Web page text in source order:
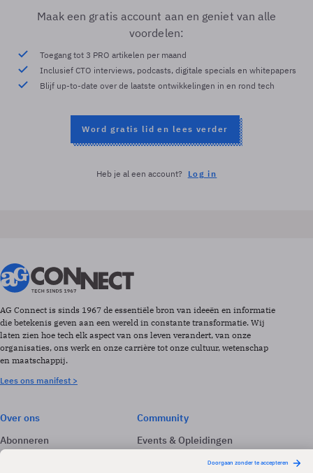
Maak een gratis account aan en geniet van alle
voordelen:
Toegang tot 3 PRO artikelen per maand
Inclusief CTO interviews, podcasts, digitale specials en whitepapers
Blijf up-to-date over de laatste ontwikkelingen in en rond tech
Word gratis lid en lees verder
Heb je al een account? Log in
AG Connect is sinds 1967 de essentiële bron van ideeën en informatie
die betekenis geven aan een wereld in constante transformatie. Wij
laten zien hoe tech elk aspect van ons leven verandert, van onze
organisaties, ons werk en onze carrière tot onze cultuur, wetenschap
en maatschappij.
Lees ons manifest >
Over ons
Abonneren
Adverteren
Community
Events & Opleidingen